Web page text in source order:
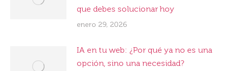
que debes solucionar hoy
enero 29, 2026
IA en tu web: ¿Por qué ya no es una
opción, sino una necesidad?